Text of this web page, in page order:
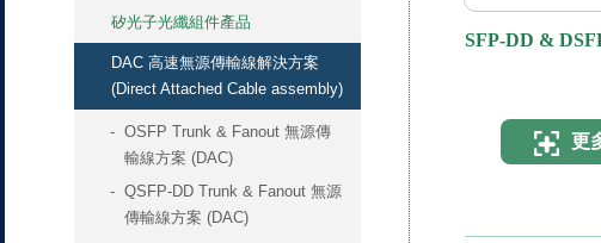
矽光子光纖組件產品
DAC 高速無源傳輸線解決方案
(Direct Attached Cable assembly)
OSFP Trunk & Fanout 無源傳
輸線方案 (DAC)
QSFP-DD Trunk & Fanout 無源
傳輸線方案 (DAC)
SFP-DD &
更